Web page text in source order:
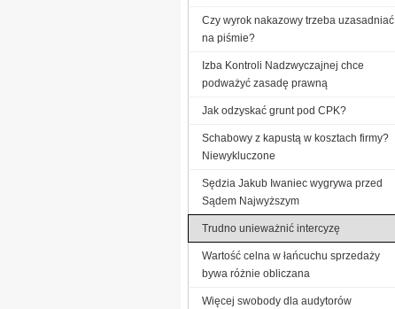
Czy wyrok nakazowy trzeba uzasadniać
na piśmie?
Izba Kontroli Nadzwyczajnej chce
podważyć zasadę prawną
Jak odzyskać grunt pod CPK?
Schabowy z kapustą w kosztach firmy?
Niewykluczone
Sędzia Jakub Iwaniec wygrywa przed
Sądem Najwyższym
Trudno unieważnić intercyzę
Wartość celna w łańcuchu sprzedaży
bywa różnie obliczana
Więcej swobody dla audytorów